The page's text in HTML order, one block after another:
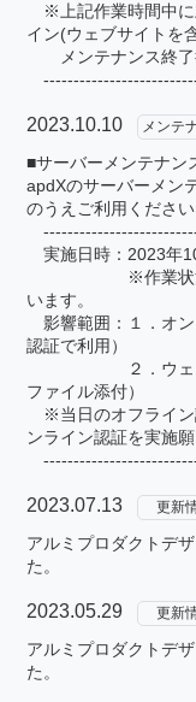
※上記作業時間中に
イン(ウェブサイトを
メンテナンス終
2023.10.10 メンテ
■サーバーメンテナン
apdXのサーバーメン
のうえご利用ください
実施日時：2023年
※作業状
います。
影響範囲：１．オ
認証で利用）
２．ウ
ファイル添付）
※当日のオフライン
ンライン認証を実施願
2023.07.13 更新
アルミプロダクトデ
た。
2023.05.29 更新
アルミプロダクトデ
た。